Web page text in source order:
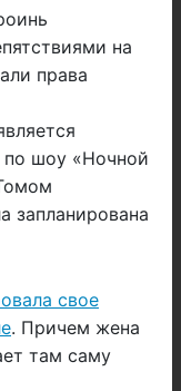
на
права
по шоу «Ночной
запланирована
свое
. Причем жена
там саму